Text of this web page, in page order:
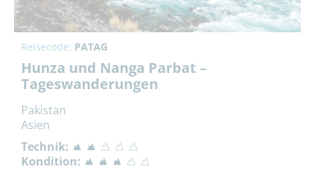
Reisecode: PATAG
Hunza und Nanga Parbat –
Tageswanderungen
Pakistan
Asien
Technik:
Kondition: